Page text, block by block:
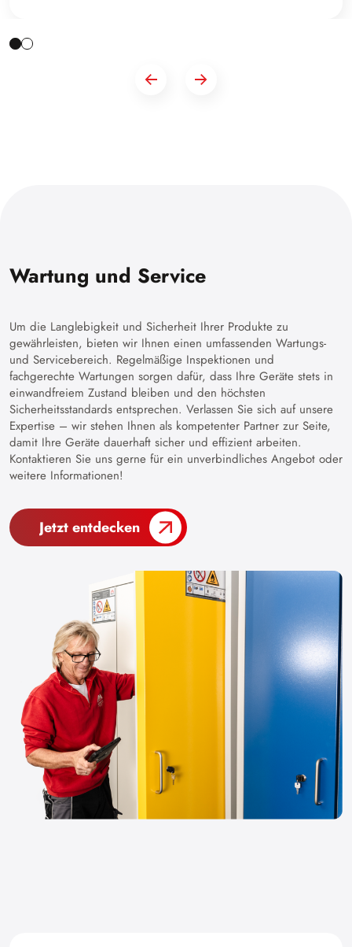
Wartung und Service
Um die Langlebigkeit und Sicherheit Ihrer Produkte zu
gewährleisten, bieten wir Ihnen einen umfassenden Wartungs-
und Servicebereich. Regelmäßige Inspektionen und
fachgerechte Wartungen sorgen dafür, dass Ihre Geräte stets in
einwandfreiem Zustand bleiben und den höchsten
Sicherheitsstandards entsprechen. Verlassen Sie sich auf unsere
Expertise – wir stehen Ihnen als kompetenter Partner zur Seite,
damit Ihre Geräte dauerhaft sicher und effizient arbeiten.
Kontaktieren Sie uns gerne für ein unverbindliches Angebot oder
weitere Informationen!
Jetzt entdecken